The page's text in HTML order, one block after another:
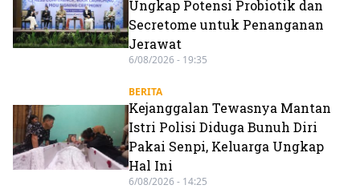
Ungkap Potensi Probiotik dan
Secretome untuk Penanganan
Jerawat
6/08/2026 - 19:35
BERITA
Kejanggalan Tewasnya Mantan
Istri Polisi Diduga Bunuh Diri
Pakai Senpi, Keluarga Ungkap
Hal Ini
6/08/2026 - 14:25